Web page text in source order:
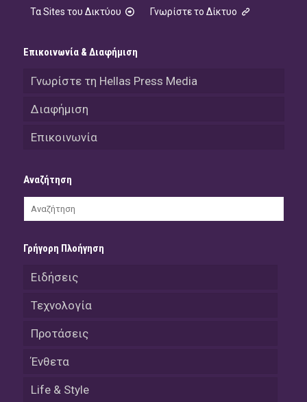
Τα Sites του Δικτύου Γνωρίστε το Δίκτυο
Επικοινωνία & Διαφήμιση
Γνωρίστε τη Hellas Press Media
Διαφήμιση
Επικοινωνία
Αναζήτηση
Γρήγορη Πλοήγηση
Ειδήσεις
Τεχνολογία
Προτάσεις
Ένθετα
Life & Style